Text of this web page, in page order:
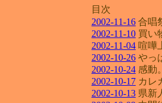
目次
2002-11-16 合唱
2002-11-10 買い
2002-11-04 喧嘩
2002-10-26 やっ
2002-10-24 感動。
2002-10-17 カレ
2002-10-13 県新